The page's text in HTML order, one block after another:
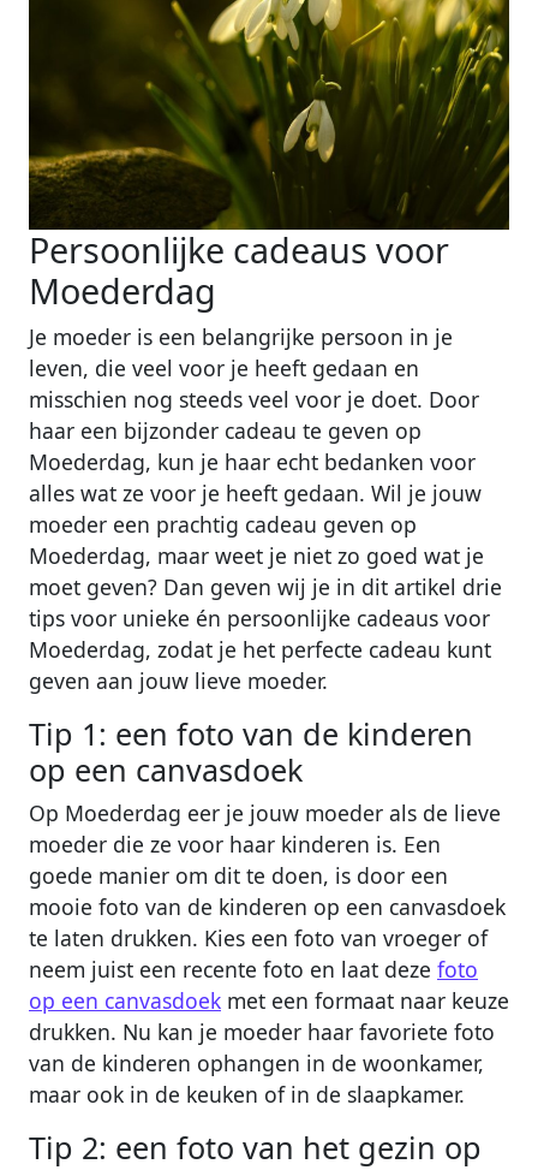
Persoonlijke cadeaus voor
Moederdag
Je moeder is een belangrijke persoon in je
leven, die veel voor je heeft gedaan en
misschien nog steeds veel voor je doet. Door
haar een bijzonder cadeau te geven op
Moederdag, kun je haar echt bedanken voor
alles wat ze voor je heeft gedaan. Wil je jouw
moeder een prachtig cadeau geven op
Moederdag, maar weet je niet zo goed wat je
moet geven? Dan geven wij je in dit artikel drie
tips voor unieke én persoonlijke cadeaus voor
Moederdag, zodat je het perfecte cadeau kunt
geven aan jouw lieve moeder.
Tip 1: een foto van de kinderen
op een canvasdoek
Op Moederdag eer je jouw moeder als de lieve
moeder die ze voor haar kinderen is. Een
goede manier om dit te doen, is door een
mooie foto van de kinderen op een canvasdoek
te laten drukken. Kies een foto van vroeger of
neem juist een recente foto en laat deze foto
op een canvasdoek met een formaat naar keuze
drukken. Nu kan je moeder haar favoriete foto
van de kinderen ophangen in de woonkamer,
maar ook in de keuken of in de slaapkamer.
Tip 2: een foto van het gezin op